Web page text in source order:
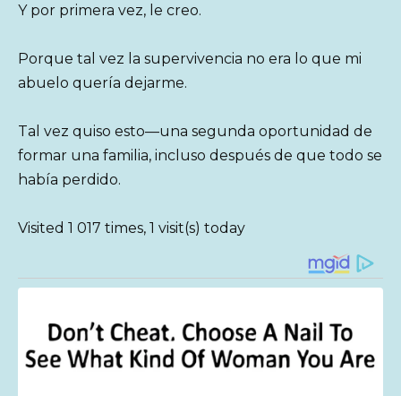
Y por primera vez, le creo.
Porque tal vez la supervivencia no era lo que mi
abuelo quería dejarme.
Tal vez quiso esto—una segunda oportunidad de
formar una familia, incluso después de que todo se
había perdido.
Visited 1 017 times, 1 visit(s) today